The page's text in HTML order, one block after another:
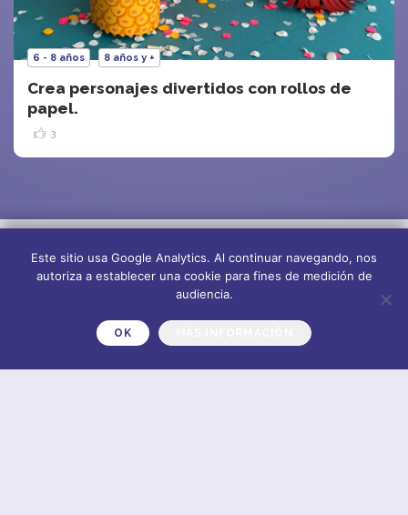
6 - 8 años 8 años y +
Crea personajes divertidos con rollos de
papel.
3
Este sitio usa Google Analytics. Al continuar navegando, nos
autoriza a establecer una cookie para fines de medición de
audiencia.
OK